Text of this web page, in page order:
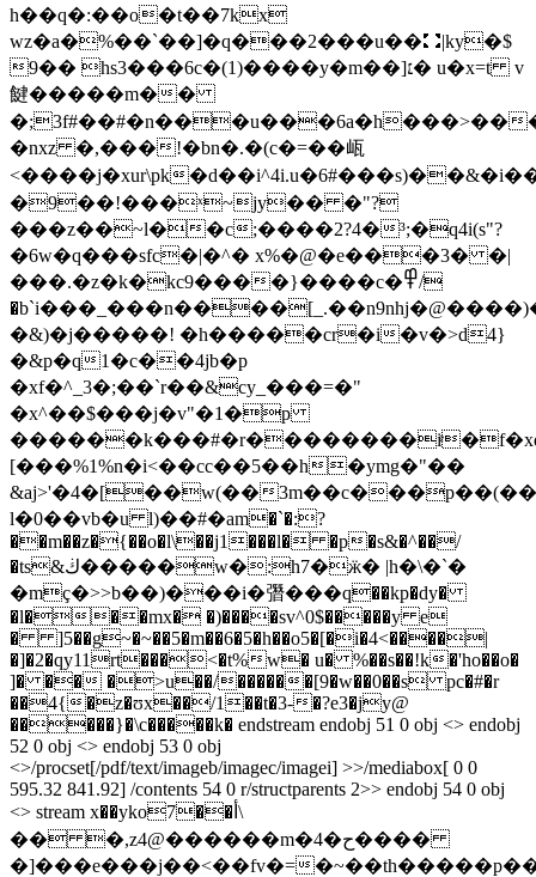
h��q�:��o�t��7kx
wz�a�%��`��]�q���2���u��⛚|ky�$
9�� hs3���6c�(1)����y�m��]׆� u�x=t v
䭈�����m��
�;3f#��#�n���u���6a�h���>��
�nxz �,���!�bn�.�(c�=��㼘
<����j�xur\pk
�9��!���ˣ~jy�� �"?
���z��~l��c;����2?4�³;�q4i(s"?
�6w�q���sfc�|�^� x%�@�e���3� �|
���.�z�k�kc9����}����c�߾/
�&)�j�����! �h�����cr�i�v�>d4}
�&p�q1�c��4jb�p
�xf�^_3�;��`r��&cy_���=�"
�x^��$���j�v"�1�p
[���%1%n�i<��cc��5��h�ymg�"��
&aj>'�4�[��w(��
l�0��vb�u l)��#�аm�`�:?
��m��z�{��o�l\��j1���l� �p�s&�^��/
�ts&ڬ�����w�:h7�ӝ� |h�\�`�
�mç�>>b��)���i�㣅���q��kp�dy�
�l���mx� �)����sv^0$�����y e
� ]5��g~�~��5�m��6�5�h��o5�[�i�4<����|
�]�2�qy11rt���<�t%w� u� %��s��!k�'ho��o�
]� �� �>u��/������[9�w��0��s pc�#�r
��4{�z�ʊx��/1��t�3-�?e3�jy@
�����}�\c�����k� endstream endobj 51 0 obj <> endobj
52 0 obj <> endobj 53 0 obj
<>/procset[/pdf/text/imageb/imagec/imagei] >>/mediabox[ 0 0
595.32 841.92] /contents 54 0 r/structparents 2>> endobj 54 0 obj
<> stream x��yko7��أ\
�� �,z4@������m�4�ح����
�]���e���j��<��fv�=